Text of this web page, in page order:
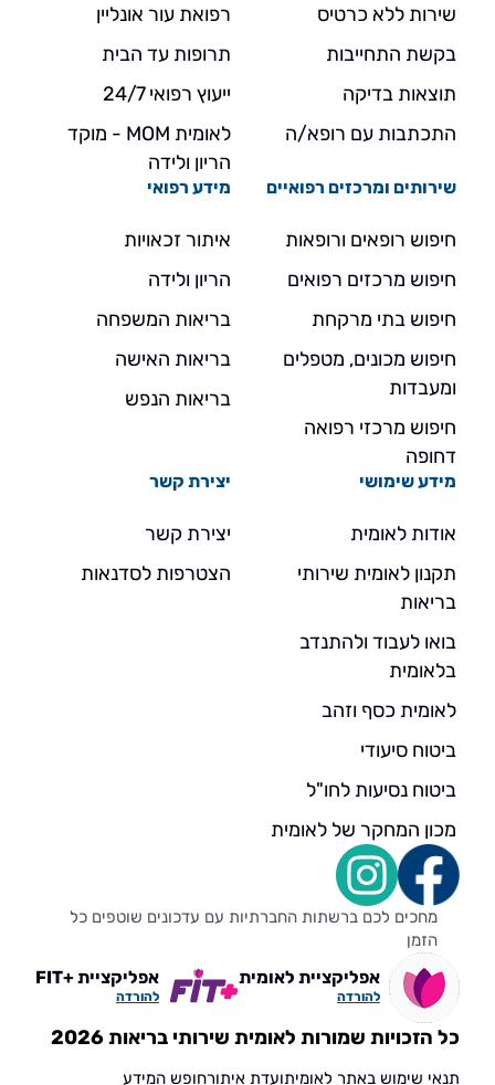
שירות ללא כרטיס
בקשת התחייבות
תוצאות בדיקה
התכתבות עם רופא/ה
רפואת עור אונליין
תרופות עד הבית
ייעוץ רפואי 24/7
לאומית MOM - מוקד
הריון ולידה
שירותים ומרכזים רפואיים
חיפוש רופאים ורופאות
חיפוש מרכזים רפואים
חיפוש בתי מרקחת
חיפוש מכונים, מטפלים
ומעבדות
חיפוש מרכזי רפואה
דחופה
מידע רפואי
איתור זכאויות
הריון ולידה
בריאות המשפחה
בריאות האישה
בריאות הנפש
מידע שימושי
אודות לאומית
תקנון לאומית שירותי
בריאות
בואו לעבוד ולהתנדב
בלאומית
לאומית כסף וזהב
ביטוח סיעודי
ביטוח נסיעות לחו"ל
מכון המחקר של לאומית
יצירת קשר
יצירת קשר
הצטרפות לסדנאות
מחכים לכם ברשתות החברתיות עם עדכונים שוטפים כל
הזמן
אפליקציית לאומית
להורדה
אפליקציית +FIT
להורדה
כל הזכויות שמורות לאומית שירותי בריאות 2026
תנאי שימוש באתר לאומיתועדת איתורחופש המידע